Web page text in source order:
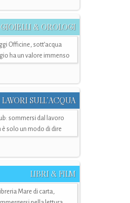
GIOIELLI & OROLOGI
Officine, sott’acqua
ha un valore immenso
LAVORI SULL’ACQUA
sommersi dal lavoro
è solo un modo di dire
LIBRI & FILM
Libreria Mare di carta,